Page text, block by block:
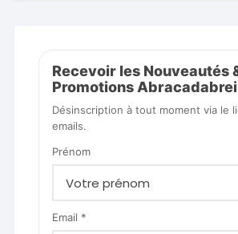
Recevoir les Nouveautés
Promotions
Désinscription à tout moment via le
emails.
Prénom
Email *